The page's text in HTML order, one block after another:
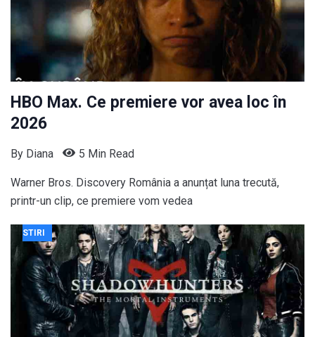
HBO Max. Ce premiere vor avea loc în
2026
By Diana 5 Min Read
Warner Bros. Discovery România a anunțat luna trecută,
printr-un clip, ce premiere vom vedea
STIRI